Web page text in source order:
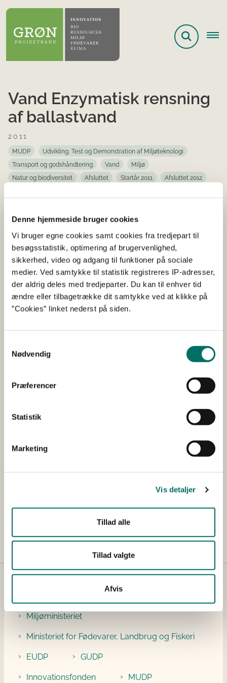
Denne hjemmeside bruger cookies
Vi bruger egne cookies samt cookies fra tredjepart til
besøgsstatistik, optimering af brugervenlighed,
sikkerhed, video og adgang til funktioner på sociale
medier. Ved samtykke til statistik registreres IP-adresser,
der aldrig deles med tredjeparter. Du kan til enhver tid
ændre eller tilbagetrække dit samtykke ved at klikke på
”Cookies” linket nederst på siden.
Nødvendig
Præferencer
Statistik
Marketing
Vis detaljer
Tillad alle
Tillad valgte
Afvis
Vand Enzymatisk rensning
af ballastvand
2011
MUDP
Udvikling, Test og Demonstration af Miljøteknologi
Transport og godshåndtering
Vand
Miljø
Natur og biodiversitet
Afsluttet Startår 2011
Afsluttet 2012
Dette projekt retter sig mod systemer og
teknologi til rensning af skibes ballastvand
baseret på aktive stoffer, der er dannet
enzymatisk.
Det påtænkes primært at arbejde med aktive stoffer fra
gruppen af hypohalider, især hypoklorit.Hypoklorit er et
ekstremt effektivt desinfektionsmiddel, som finder stor
blegning og maskinopvask, rengøring, tøjvask,
swimmingpool til drikkevandsbehandling. Hypoklorit har
dog en række ulemper, som betyder at industrien til
Udfører/hovedansøger Novozymes
Øvrige samarbejdspartnere
DKK 556.700,00
Bevillingsstørrelse tildelt DKK 160.475,00
Projektbankens partnere
Miljøministeriet
Ministeriet for Fødevarer, Landbrug og Fiskeri
EUDP GUDP
Innovationsfonden MUDP